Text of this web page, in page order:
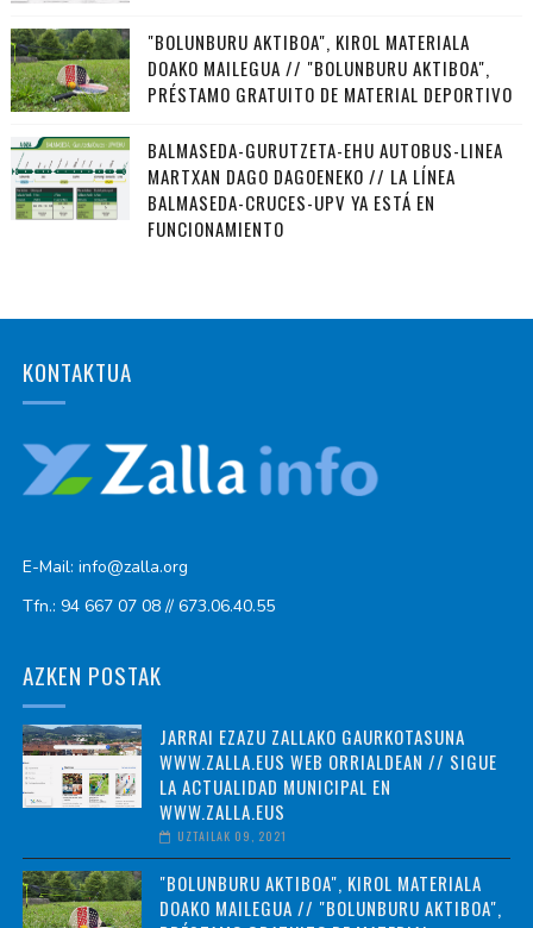
"BOLUNBURU AKTIBOA", KIROL MATERIALA
DOAKO MAILEGUA // "BOLUNBURU AKTIBOA",
PRÉSTAMO GRATUITO DE MATERIAL DEPORTIVO
BALMASEDA-GURUTZETA-EHU AUTOBUS-LINEA
MARTXAN DAGO DAGOENEKO // LA LÍNEA
BALMASEDA-CRUCES-UPV YA ESTÁ EN
FUNCIONAMIENTO
KONTAKTUA
E-Mail: info@zalla.org
Tfn.: 94 667 07 08 // 673.06.40.55
AZKEN POSTAK
JARRAI EZAZU ZALLAKO GAURKOTASUNA
WWW.ZALLA.EUS WEB ORRIALDEAN // SIGUE
LA ACTUALIDAD MUNICIPAL EN
WWW.ZALLA.EUS
UZTAILAK 09, 2021
"BOLUNBURU AKTIBOA", KIROL MATERIALA
DOAKO MAILEGUA // "BOLUNBURU AKTIBOA",